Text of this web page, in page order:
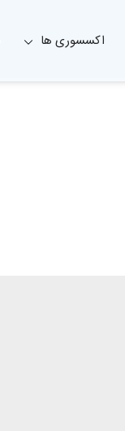
اکسسوری ها